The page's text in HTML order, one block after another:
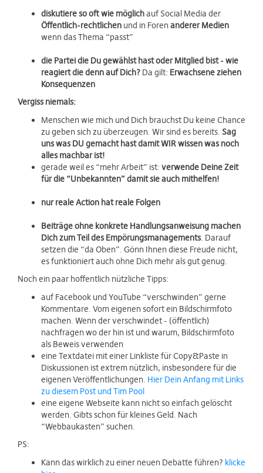
diskutiere so oft wie möglichauf Social Media der
Öffentlich-rechtlichen und in Foren anderer Medien
wenn das Thema “passt”
die Partei die Du gewählst hast oder Mitglied bist - wie
reagiert die denn auf Dich? Da gilt: Erwachsene ziehen
Konsequenzen
Vergiss niemals:
Menschen wie mich und Dich brauchst Du keine Chance
zu geben sich zu überzeugen. Wir sind es bereits. Sag
uns was DU gemacht hast damit WIR wissen was noch
alles machbar ist!
gerade weil es “mehr Arbeit” ist: verwende Deine Zeit
für die “Unbekannten” damit sie auch mithelfen!
nur reale Action hat reale Folgen
Beiträge ohne konkrete Handlungsanweisung machen
Dich zum Teil des Empörungsmanagements. Darauf
setzen die “da Oben”. Gönn Ihnen diese Freude nicht,
es funktioniert auch ohne Dich mehr als gut genug.
Noch ein paar hoffentlich nützliche Tipps:
auf Facebook und YouTube “verschwinden” gerne
Kommentare. Vom eigenen sofort ein Bildschirmfoto
machen. Wenn der verschwindet - (öffentlich)
nachfragen wo der hin ist und warum, Bildschirmfoto
als Beweis verwenden
eine Textdatei mit einer Linkliste für Copy&Paste in
Diskussionen ist extrem nützlich, insbesondere für die
eigenen Veröffentlichungen. Hier Dein Anfang mit Links
zu diesem Post und Tim Pool
eine eigene Webseite kann nicht so einfach gelöscht
werden. Gibts schon für kleines Geld. Nach
“Webbaukasten” suchen.
PS:
Kann das wirklich zu einer neuen Debatte führen? klicke